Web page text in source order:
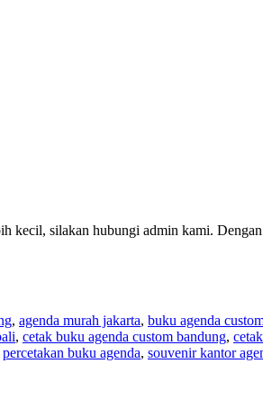
kecil, silakan hubungi admin kami.
, agenda murah jakarta, buku agenda
, cetak buku agenda custom bandung,
percetakan buku agenda, souvenir kantor